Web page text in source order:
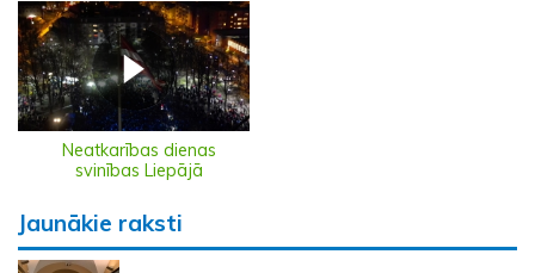
Neatkarības dienas
svinības Liepājā
Jaunākie raksti